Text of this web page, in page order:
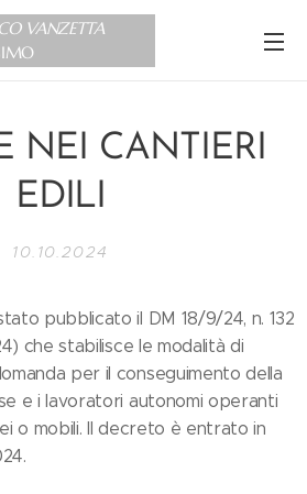
VANZETTA
NEI CANTIERI
EDILI
10.10.2024
pubblicato il DM 18/9/24, n. 132
che stabilisce le modalità di
per il conseguimento della
e i lavoratori autonomi operanti
o mobili. Il decreto è entrato in